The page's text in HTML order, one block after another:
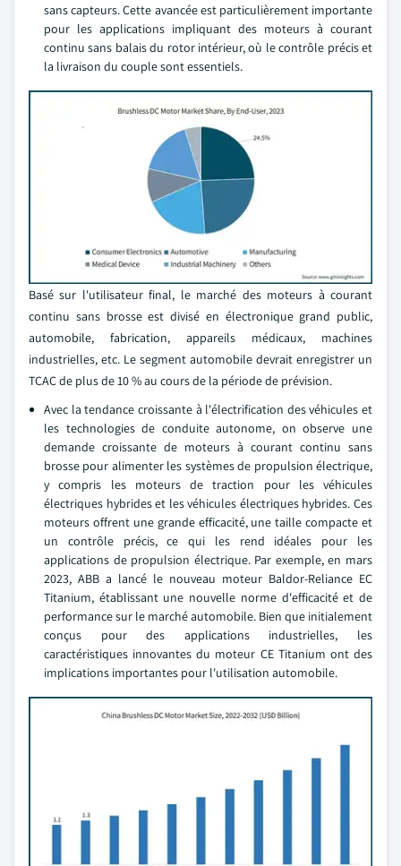
sans capteurs. Cette avancée est particulièrement importante
pour les applications impliquant des moteurs à courant
continu sans balais du rotor intérieur, où le contrôle précis et
la livraison du couple sont essentiels.
Basé sur l'utilisateur final, le marché des moteurs à courant
continu sans brosse est divisé en électronique grand public,
automobile, fabrication, appareils médicaux, machines
industrielles, etc. Le segment automobile devrait enregistrer un
TCAC de plus de 10 % au cours de la période de prévision.
Avec la tendance croissante à l'électrification des véhicules et
les technologies de conduite autonome, on observe une
demande croissante de moteurs à courant continu sans
brosse pour alimenter les systèmes de propulsion électrique,
y compris les moteurs de traction pour les véhicules
électriques hybrides et les véhicules électriques hybrides. Ces
moteurs offrent une grande efficacité, une taille compacte et
un contrôle précis, ce qui les rend idéales pour les
applications de propulsion électrique. Par exemple, en mars
2023, ABB a lancé le nouveau moteur Baldor-Reliance EC
Titanium, établissant une nouvelle norme d'efficacité et de
performance sur le marché automobile. Bien que initialement
conçus pour des applications industrielles, les
caractéristiques innovantes du moteur CE Titanium ont des
implications importantes pour l'utilisation automobile.